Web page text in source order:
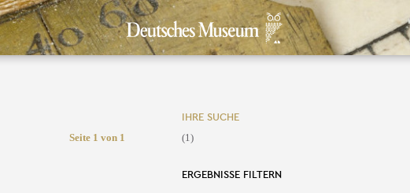
Seite 1 von 1
IHRE SUCHE
(1)
ERGEBNISSE FILTERN